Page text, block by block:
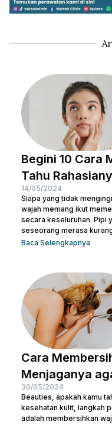
Begini 10 Cara
Tahu
14/05/2024
Siapa yang tidak
wajah memang ikut
secara keseluruhan. Pipi
seseorang merasa
berfoto atau bertemu
Beauties bisa mulai
untuk menjaga
masih ada cara lainnya
Baca Selengkapnya
Cara
Menjaganya
30/05/2024
Beauties, apakah kamu
kesehatan kulit, langkah
adalah membersihkan